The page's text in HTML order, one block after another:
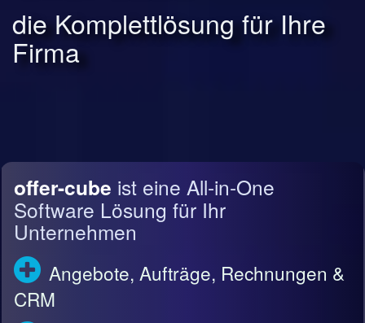
die Komplettlösung für Ihre
Firma
offer-cube ist eine All-in-One
Software Lösung für Ihr
Unternehmen
Angebote, Aufträge, Rechnungen &
CRM